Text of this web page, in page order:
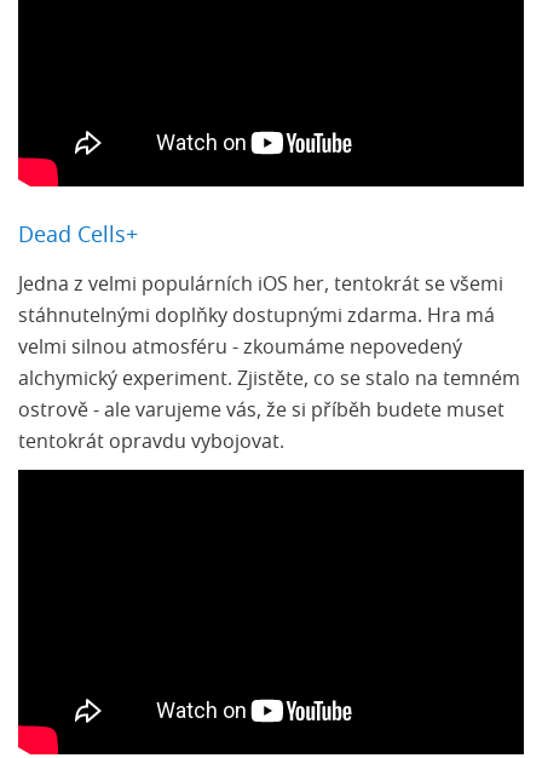
Dead Cells+
Jedna z velmi populárních iOS her, tentokrát se všemi
stáhnutelnými doplňky dostupnými zdarma. Hra má
velmi silnou atmosféru - zkoumáme nepovedený
alchymický experiment. Zjistěte, co se stalo na temném
ostrově - ale varujeme vás, že si příběh budete muset
tentokrát opravdu vybojovat.